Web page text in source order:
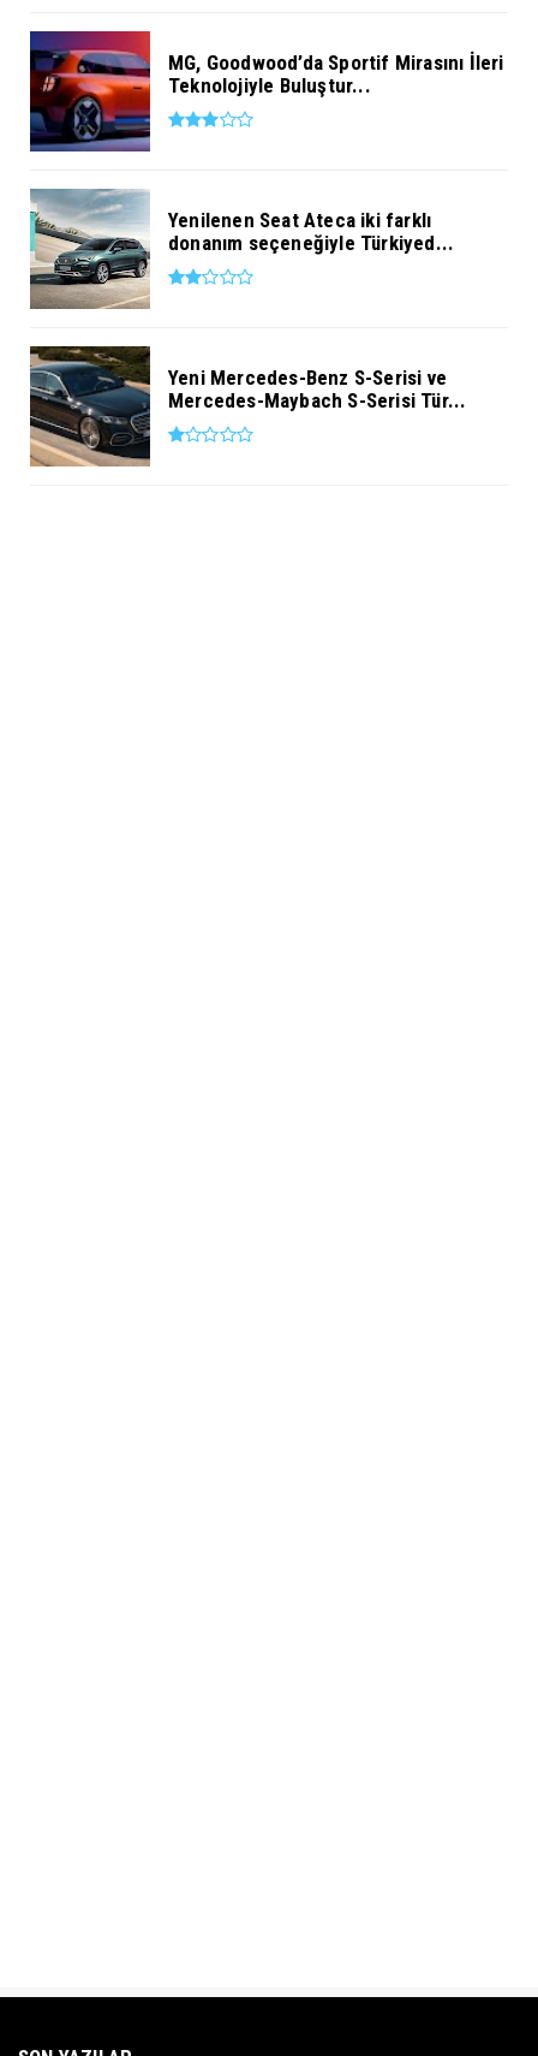
MG, Goodwood’da Sportif Mirasını İleri
Teknolojiyle Buluştur...
Yenilenen Seat Ateca iki farklı
donanım seçeneğiyle Türkiyed...
Yeni Mercedes-Benz S-Serisi ve
Mercedes-Maybach S-Serisi Tür...